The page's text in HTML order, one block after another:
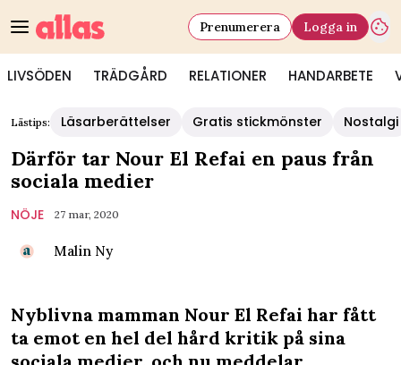
LIVSÖDEN TRÄDGÅRD RELATIONER HANDARBETE
Prenumerera Logga in
Lästips: Läsarberättelser Gratis stickmönster Nostalgi
Därför tar Nour El Refai en paus från
sociala medier
NÖJE 27 mar, 2020
Malin Ny
Nyblivna mamman Nour El Refai har fått
ta emot en hel del hård kritik på sina